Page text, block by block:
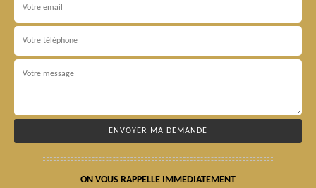
ON VOUS RAPPELLE IMMEDIATEMENT